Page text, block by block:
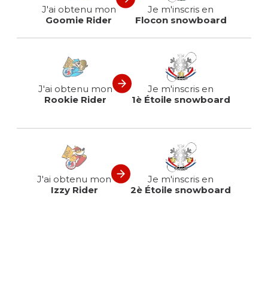
J'ai obtenu mon
Goomie Rider
Je m'inscris en
Flocon snowboard
J'ai obtenu mon
Rookie Rider
Je m'inscris en
1è Étoile snowboard
J'ai obtenu mon
Izzy Rider
Je m'inscris en
2è Étoile snowboard